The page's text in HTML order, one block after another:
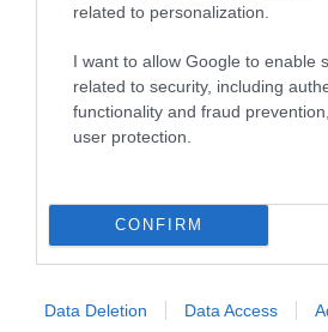
related to personalization.
I want to allow Google to enable
related to security, including
functionality and fraud
user protection.
CONFIRM
Data Deletion Data Access
Magyarosodó Revolut - mi
Bejelentette a Revolut, hogy magyar
változnak emiatt a díjak?